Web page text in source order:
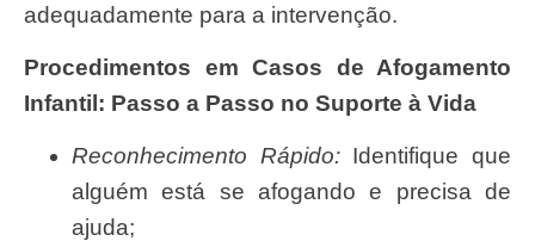
adequadamente para a intervenção.
Procedimentos em Casos de Afogamento
Infantil: Passo a Passo no Suporte à Vida
Reconhecimento Rápido:Identifique que
alguém está se afogando e precisa de
ajuda;